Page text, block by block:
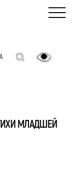
МЛАДШЕЙ